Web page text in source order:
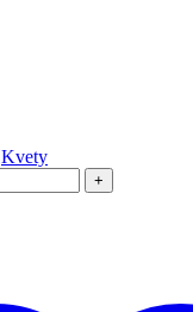
Kvety
+